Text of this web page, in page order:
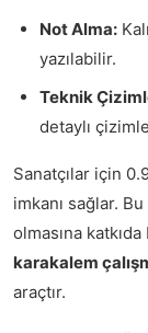
Not Alma:
yazılabilir.
Teknik
detaylı
Sanatçılar için
imkanı sağlar.
olmasına
karakalem
araçtır.